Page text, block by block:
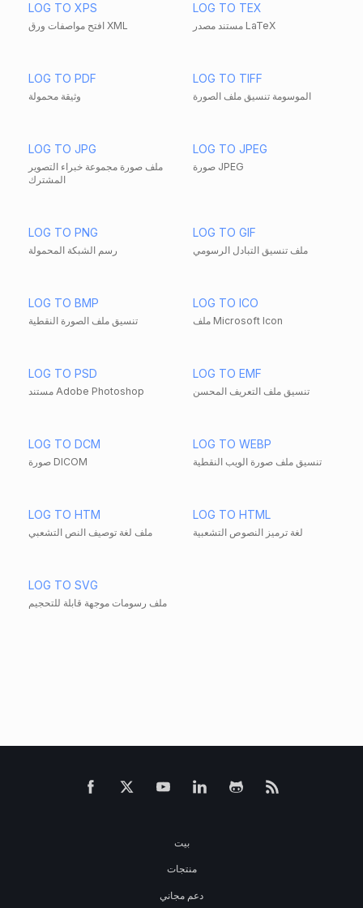
LOG TO XPS
افتح مواصفات ورق XML
LOG TO TEX
مستند مصدر LaTeX
LOG TO PDF
وثيقة محمولة
LOG TO TIFF
الموسومة تنسيق ملف الصورة
LOG TO JPG
ملف صورة مجموعة خبراء التصوير
المشترك
LOG TO JPEG
صورة JPEG
LOG TO PNG
رسم الشبكة المحمولة
LOG TO GIF
ملف تنسيق التبادل الرسومي
LOG TO BMP
تنسيق ملف الصورة النقطية
LOG TO ICO
ملف Microsoft Icon
LOG TO PSD
مستند Adobe Photoshop
LOG TO EMF
تنسيق ملف التعريف المحسن
LOG TO DCM
صورة DICOM
LOG TO WEBP
تنسيق ملف صورة الويب النقطية
LOG TO HTM
ملف لغة توصيف النص التشعبي
LOG TO HTML
لغة ترميز النصوص التشعبية
LOG TO SVG
ملف رسومات موجهة قابلة للتحجيم
بيت
منتجات
دعم مجاني